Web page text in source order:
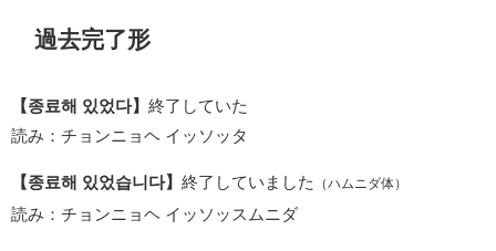
過去完了形
【종료해 있었다】 終了していた
読み：チョンニョヘ イッソッタ
【종료해 있었습니다】 終了していました （ハムニダ体）
読み：チョンニョヘ イッソッスムニダ